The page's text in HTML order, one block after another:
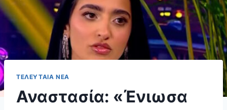
ΤΕΛΕΥΤΑΊΑ ΝΈΑ
Αναστασία: «Ένιωσα